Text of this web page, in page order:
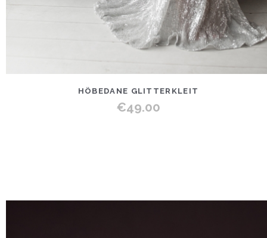
HÕBEDANE GLITTERKLEIT
€49.00